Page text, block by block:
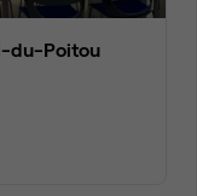
du-Poitou